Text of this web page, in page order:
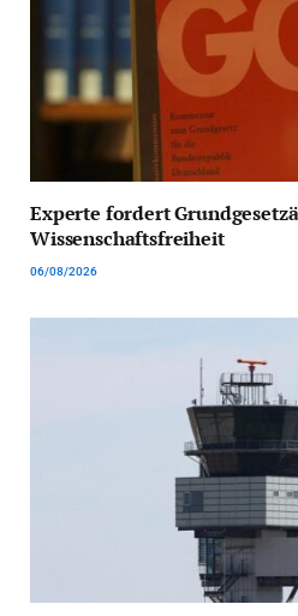
Experte fordert
Wissenschaftsfreiheit
06/08/2026